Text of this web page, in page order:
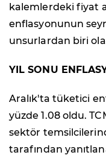
kalemlerdeki fiyat
enflasyonunun
unsurlardan biri
YIL SONU
Aralık'ta tüketici
yüzde 1.08 oldu.
sektör
tarafından